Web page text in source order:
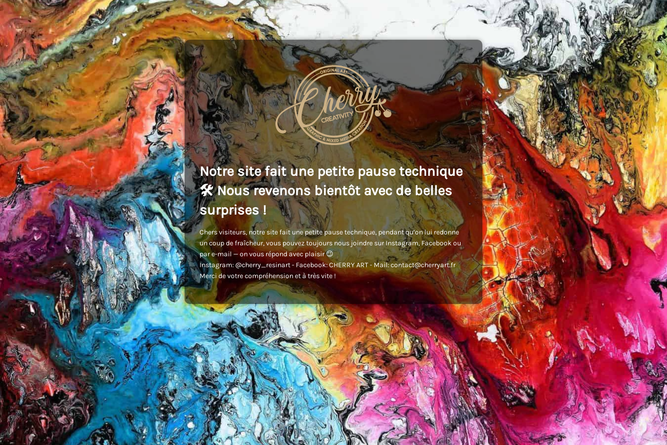
Notre site fait une petite pause technique
🛠️ Nous revenons bientôt avec de belles
surprises !
Chers visiteurs, notre site fait une petite pause technique, pendant qu’on lui redonne
un coup de fraîcheur, vous pouvez toujours nous joindre sur Instagram, Facebook ou
par e-mail — on vous répond avec plaisir 😉
Instagram: @cherry_resinart - Facebook: CHERRY ART - Mail: contact@cherryart.fr
Merci de votre compréhension et à très vite !